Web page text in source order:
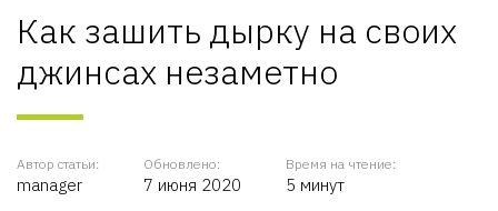
Как зашить дырку на своих
джинсах незаметно
Автор статьи:
manager
Обновлено:
7 июня 2020
Время на чтение:
5 минут